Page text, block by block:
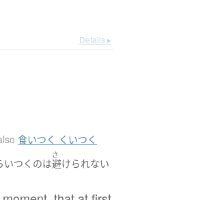
Details ▸
食いつく くいつく
いつく のは
さ
避けられない